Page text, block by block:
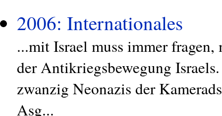
2006: Internationales
...mit Israel muss immer
der Antikriegsbewegung
zwanzig Neonazis der
Asg...